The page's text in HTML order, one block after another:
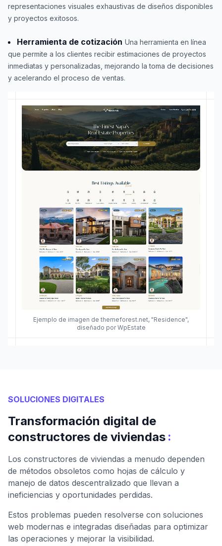
Ejemplo de imagen de themeforest.net, "Residence",
diseñado por WpEstate
representaciones visuales exhaustivas de diseños disponibles
y proyectos exitosos.
Herramienta de cotización Una herramienta en línea
que permite a los clientes recibir estimaciones de proyectos
inmediatas y personalizadas, mejorando la toma de decisiones
y acelerando el proceso de ventas.
SOLUCIONES DIGITALES
Transformación digital de
constructores de viviendas :
Los constructores de viviendas a menudo dependen
de métodos obsoletos como hojas de cálculo y
manejo de datos descentralizado que llevan a
ineficiencias y oportunidades perdidas.
Estos problemas pueden resolverse con soluciones
web modernas e integradas diseñadas para optimizar
las operaciones y mejorar la visibilidad.